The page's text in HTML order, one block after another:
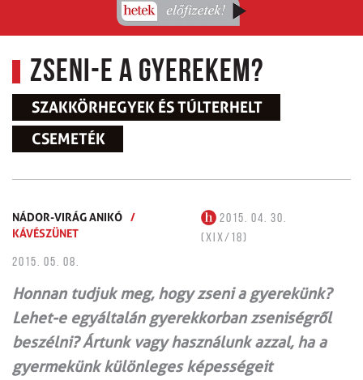
Zseni-e a gyerekem?
SZAKKÖRHEGYEK ÉS TÚLTERHELT
CSEMETÉK
NÁDOR-VIRÁG ANIKÓ /
KÁVÉSZÜNET
2015. 04. 30.
(XIX/18)
2015. 05. 08.
Honnan tudjuk meg, hogy zseni a gyerekünk?
Lehet-e egyáltalán gyerekkorban zseniségről
beszélni? Ártunk vagy használunk azzal, ha a
gyermekünk különleges képességeit